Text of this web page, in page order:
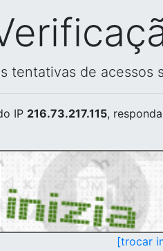
tentativas de acessos
IP 216.73.217.115,
[trocar